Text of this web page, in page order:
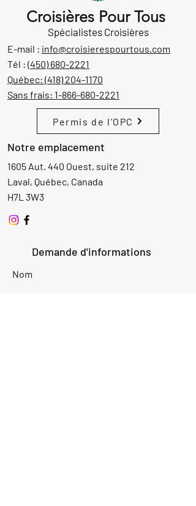
Croisières Pour Tous
Spécialistes Croisières
E-mail : info@croisierespourtous.com
Tél : (450) 680-2221
Québec: (418) 204-1170
Sans frais: 1-866-680-2221
Permis de l'OPC
Notre emplacement
1605 Aut. 440 Ouest, suite 212
Laval, Québec, Canada
H7L 3W3
Demande d'informations
Nom